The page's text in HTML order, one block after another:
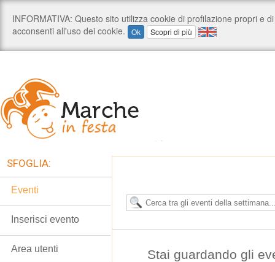
Stai guardando gli
SFOGLIA:
Eventi
Inserisci evento
Area utenti